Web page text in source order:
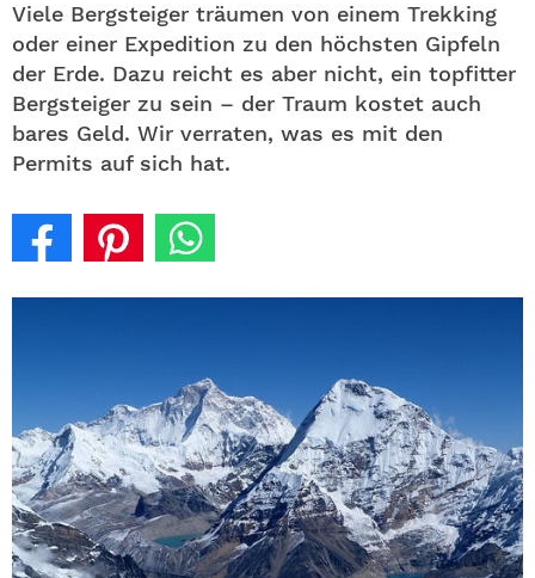
Viele Bergsteiger träumen von einem Trekking
oder einer Expedition zu den höchsten Gipfeln
der Erde. Dazu reicht es aber nicht, ein topfitter
Bergsteiger zu sein – der Traum kostet auch
bares Geld. Wir verraten, was es mit den
Permits auf sich hat.